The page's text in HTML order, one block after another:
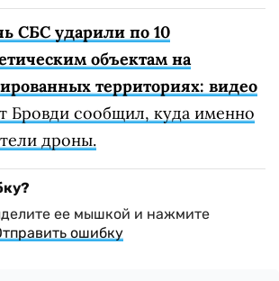
СБС ударили по 10
объектам на
территориях: видео
Бровди сообщил, куда именно
дроны.
ее мышкой и нажмите
ошибку